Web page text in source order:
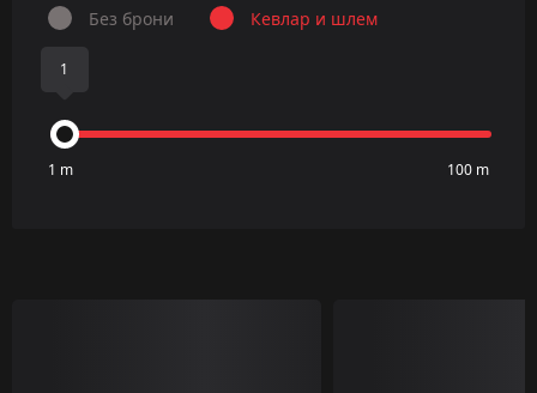
Без брони Кевлар и шлем
1
1 m 100 m